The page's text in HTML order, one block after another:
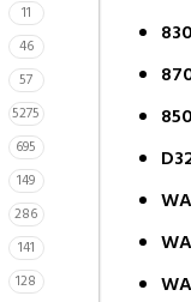
11
46
57
5275
695
149
286
141
128